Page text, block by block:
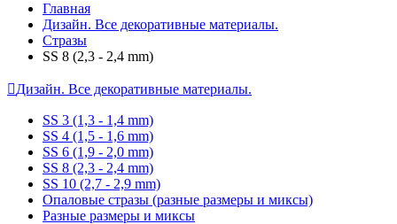
Главная
Дизайн. Все декоративные материалы.
Стразы
SS 8 (2,3 - 2,4 mm)
Дизайн. Все декоративные материалы.
SS 3 (1,3 - 1,4 mm)
SS 4 (1,5 - 1,6 mm)
SS 6 (1,9 - 2,0 mm)
SS 8 (2,3 - 2,4 mm)
SS 10 (2,7 - 2,9 mm)
Опаловые стразы (разные размеры и миксы)
Разные размеры и миксы